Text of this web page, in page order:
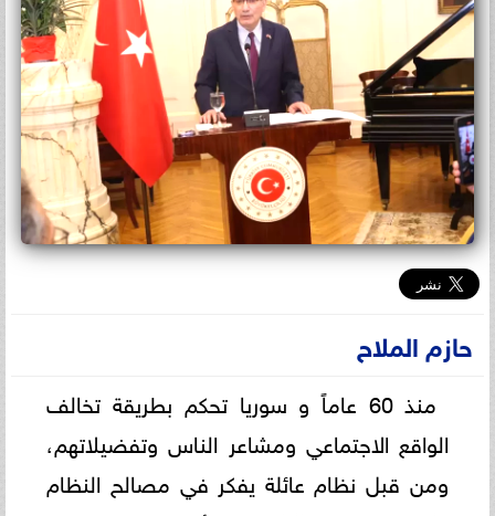
حازم الملاح
منذ 60 عاماً و سوريا تحكم بطريقة تخالف
الواقع الاجتماعي ومشاعر الناس وتفضيلاتهم،
ومن قبل نظام عائلة يفكر في ‏مصالح النظام